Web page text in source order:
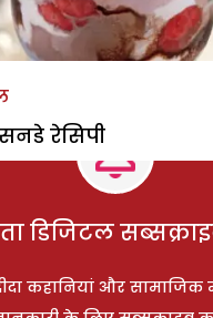
रेसिपी
डिजिटल
कहानियां और सामाजिक